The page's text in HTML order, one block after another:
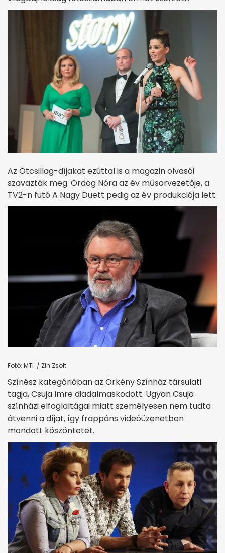
Az Ötcsillag-díjakat ezúttal is a magazin olvasói
szavazták meg. Ördög Nóra az év műsorvezetője, a
TV2-n futó A Nagy Duett pedig az év produkciója lett.
Fotó: MTI / Zih Zsolt
Színész kategóriában az Örkény Színház társulati
tagja, Csuja Imre diadalmaskodott. Ugyan Csuja
színházi elfoglaltágai miatt személyesen nem tudta
átvenni a díjat, így frappáns videóüzenetben
mondott köszöntetet.